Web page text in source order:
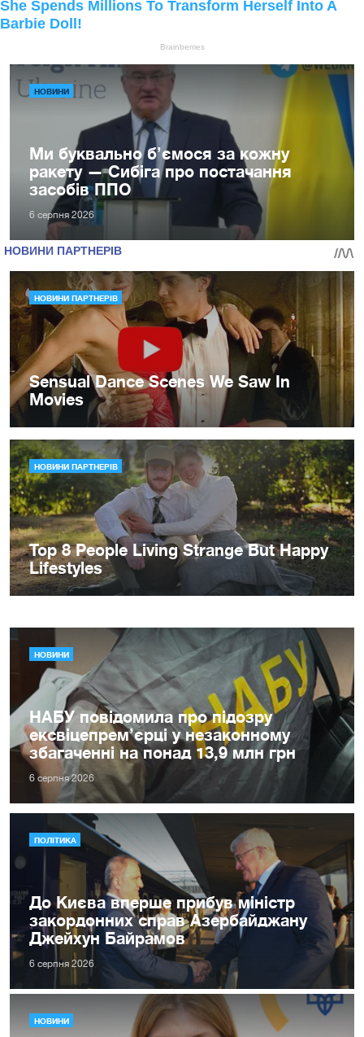
НОВИНИ
Ми буквально б’ємося за кожну
ракету — Сибіга про постачання
засобів ППО
6 серпня 2026
НОВИНИ
НАБУ повідомила про підозру
ексвіцепрем’єрці у незаконному
збагаченні на понад 13,9 млн грн
6 серпня 2026
ПОЛІТИКА
До Києва вперше прибув міністр
закордонних справ Азербайджану
Джейхун Байрамов
6 серпня 2026
НОВИНИ